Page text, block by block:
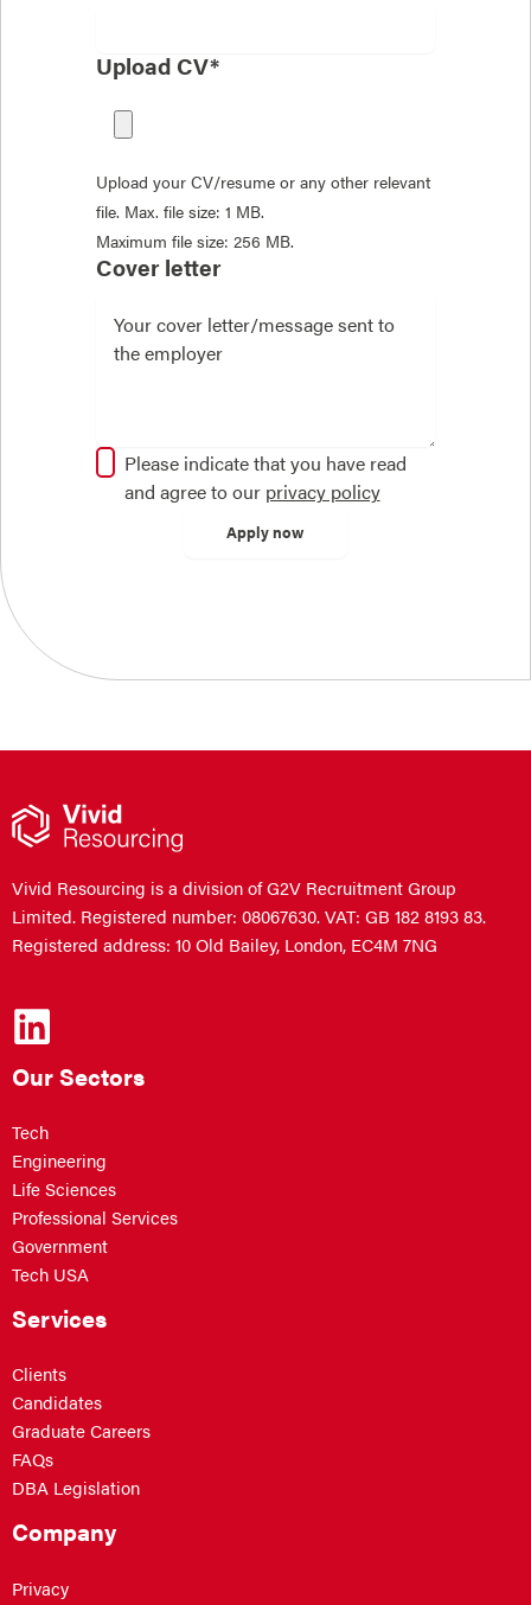
Upload CV*
Upload your CV/resume or any other relevant
file. Max. file size: 1 MB.
Maximum file size: 256 MB.
Cover letter
Please indicate that you have read
and agree to our privacy policy
Vivid Resourcing is a division of G2V Recruitment Group
Limited. Registered number: 08067630. VAT: GB 182 8193 83.
Registered address: 10 Old Bailey, London, EC4M 7NG
Our Sectors
Tech
Engineering
Life Sciences
Professional Services
Government
Tech USA
Services
Clients
Candidates
Graduate Careers
FAQs
DBA Legislation
Company
Privacy